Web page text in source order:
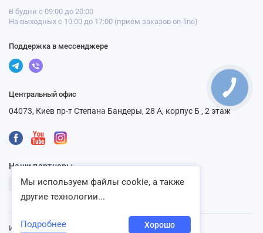
В будни с 09:00 до 20:00
На выходных с 10:00 до 17:00 (прием заказов on-line)
Поддержка в мессенджере
Центральный офис
04073, Киев пр-т Степана Бандеры, 28 А, корпус Б , 2 этаж
Наши партнеры
Интернет-магазин «Ventbazar», 2013 - 2026
Мы используем файлы cookie, а также
другие технологии...
Подробнее Хорошо